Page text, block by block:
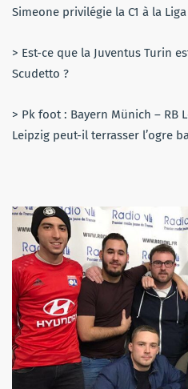
Simeone privilégie la C1 à la Liga
> Est-ce que la Juventus Turin
Scudetto ?
> Pk foot : Bayern Münich – RB
Leipzig peut-il terrasser l’ogre